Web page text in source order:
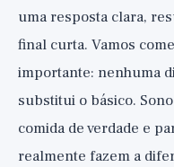
uma resposta clara,
final curta. Vamos
importante: nenhuma
substitui o básico.
comida de verdade e
realmente fazem a